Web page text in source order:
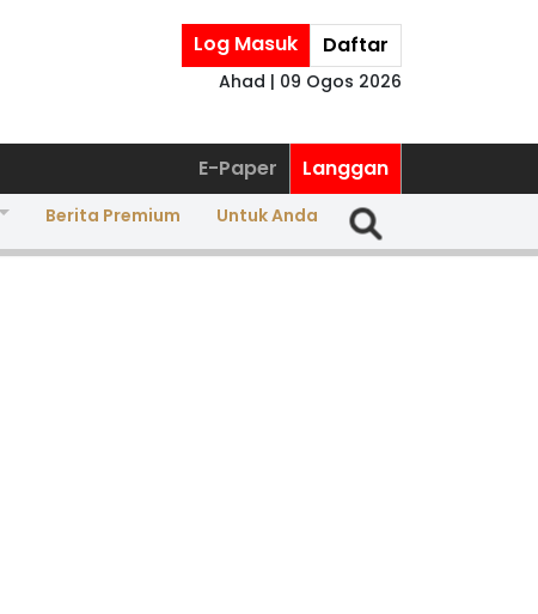
Log Masuk Daftar
Ahad | 09 Ogos 2026
E-Paper Langgan
Berita Premium Untuk Anda